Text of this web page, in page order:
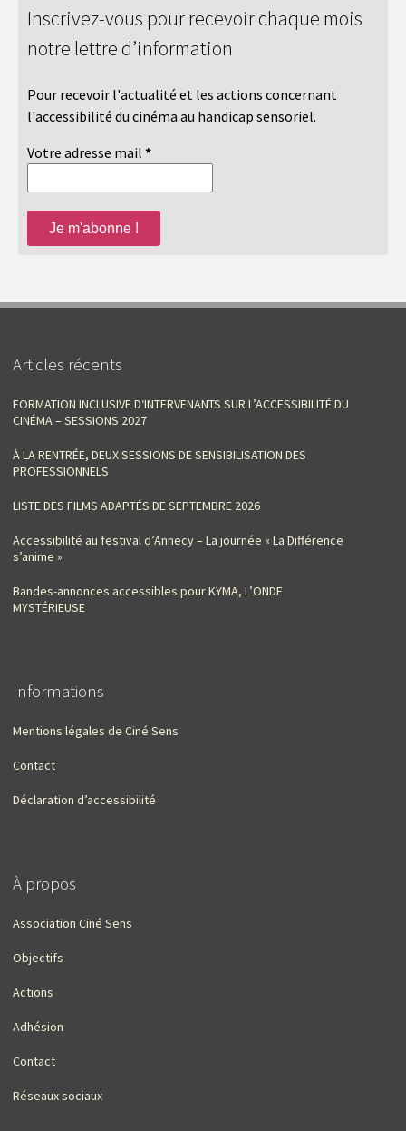
Inscrivez-vous pour recevoir chaque mois
notre lettre d’information
Pour recevoir l'actualité et les actions concernant
l'accessibilité du cinéma au handicap sensoriel.
Votre adresse mail *
Articles récents
FORMATION INCLUSIVE D‘INTERVENANTS SUR L’ACCESSIBILITÉ DU
CINÉMA – SESSIONS 2027
À LA RENTRÉE, DEUX SESSIONS DE SENSIBILISATION DES
PROFESSIONNELS
LISTE DES FILMS ADAPTÉS DE SEPTEMBRE 2026
Accessibilité au festival d’Annecy – La journée « La Différence
s’anime »
Bandes-annonces accessibles pour KYMA, L’ONDE
MYSTÉRIEUSE
Informations
Mentions légales de Ciné Sens
Contact
Déclaration d’accessibilité
À propos
Association Ciné Sens
Objectifs
Actions
Adhésion
Contact
Réseaux sociaux